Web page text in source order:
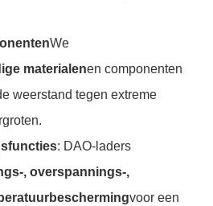
We
materialenen componenten
weerstand tegen extreme
: DAO-laders
, overspannings-,
voor een